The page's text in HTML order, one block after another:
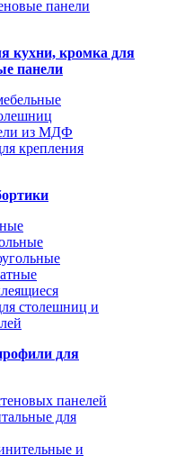
кухни, кромка для
панели
из МДФ
крепления
столешниц и
для
панелей
для
и